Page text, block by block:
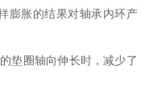
膨胀的结果对轴承内环产
垫圈轴向伸长时，减少了